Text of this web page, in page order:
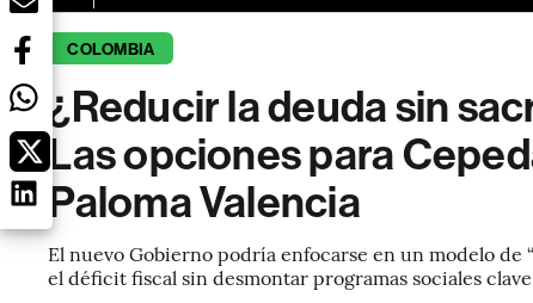
COLOMBIA
¿Reducir la deuda sin
Las opciones para
Paloma Valencia
El nuevo Gobierno podría enfocarse en un modelo
el déficit fiscal sin desmontar programas sociales